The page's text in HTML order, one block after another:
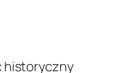
historyczny